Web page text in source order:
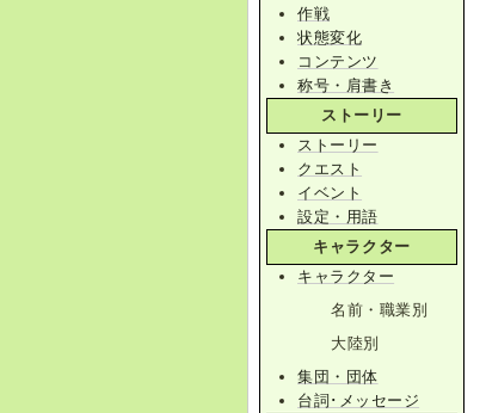
作戦
状態変化
コンテンツ
称号・肩書き
ストーリー
ストーリー
クエスト
イベント
設定・用語
キャラクター
キャラクター
名前・職業別
大陸別
集団・団体
台詞･メッセージ